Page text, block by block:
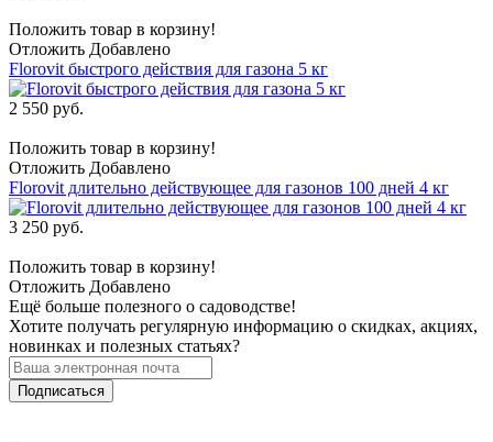
Положить товар в корзину!
Отложить Добавлено
Florovit быстрого действия для газона 5 кг
2 550 руб.
Положить товар в корзину!
Отложить Добавлено
Florovit длительно действующее для газонов 100 дней 4 кг
3 250 руб.
Положить товар в корзину!
Отложить Добавлено
Ещё больше полезного о садоводстве!
Хотите получать регулярную информацию о скидках, акциях,
новинках и полезных статьях?
Подписаться